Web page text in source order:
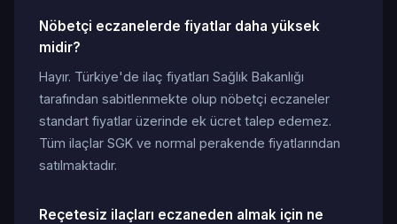
Nöbetçi eczanelerde fiyatlar daha yüksek
midir?
Hayır. Türkiye'de ilaç fiyatları Sağlık Bakanlığı
tarafından sabitlenmekte olup nöbetçi eczaneler
standart fiyatlar üzerinde ek ücret talep edemez.
Tüm ilaçlar SGK ve normal perakende fiyatlarından
satılmaktadır.
Reçetesiz ilaçları eczaneden almak için ne